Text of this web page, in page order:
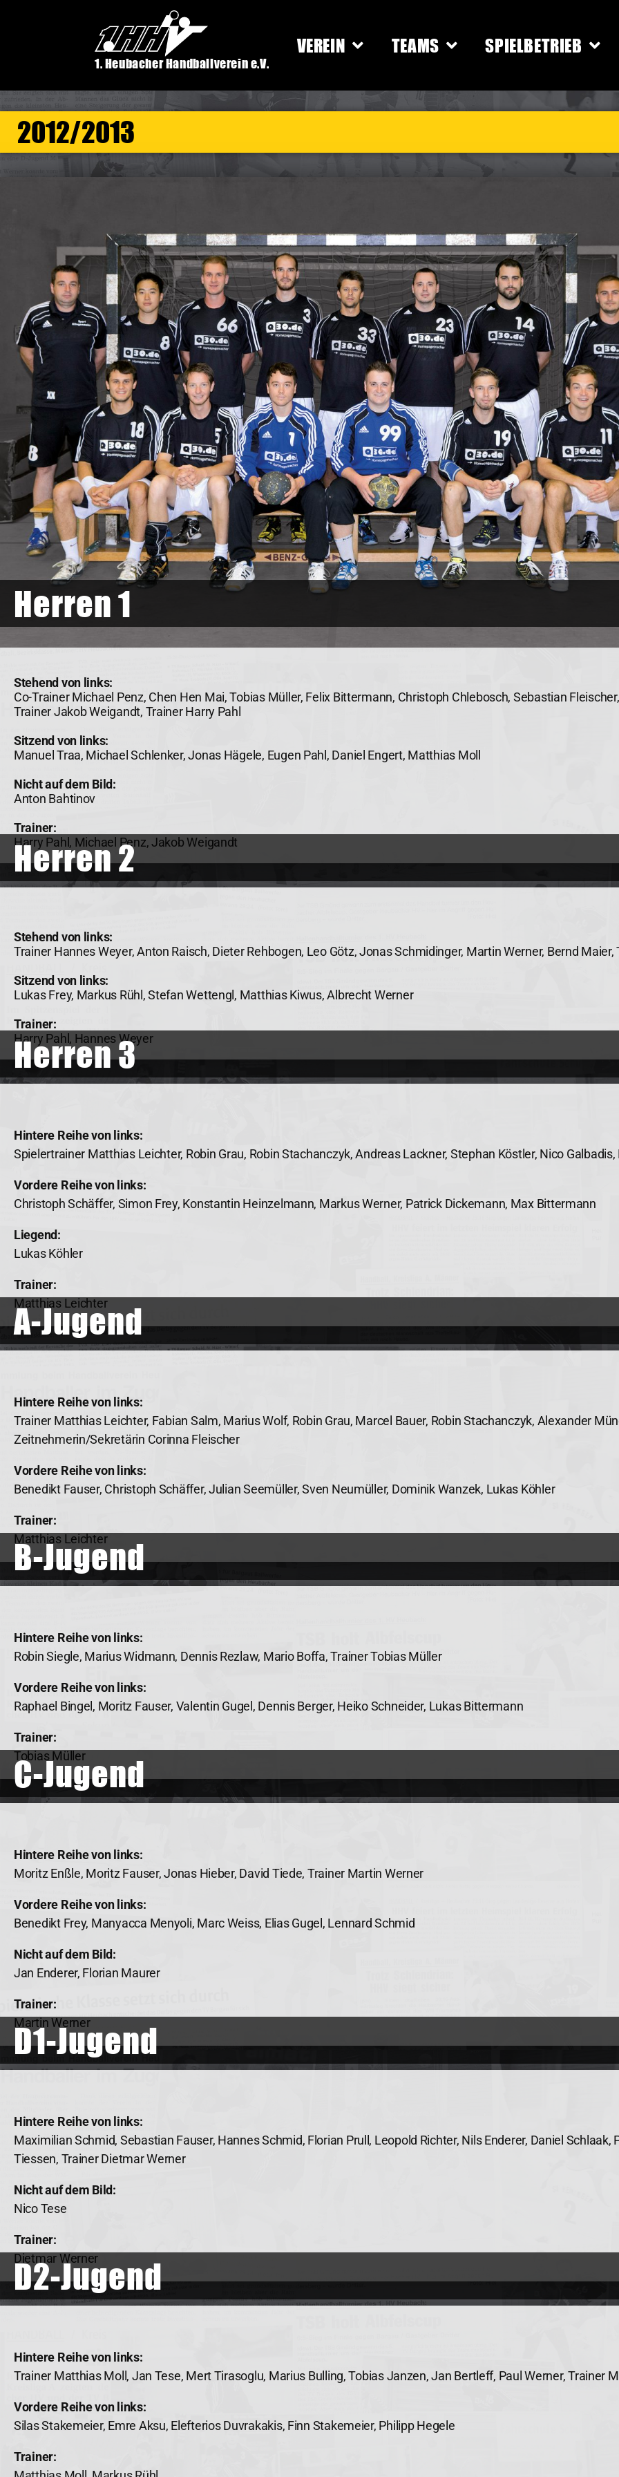
1. Heubacher Handballverein e.V.
VEREIN TEAMS SPIELBETRIEB
2012/2013
Herren 1
Stehend von links:
Co-Trainer Michael Penz, Chen Hen Mai, Tobias Müller, Felix Bittermann, Christoph Chlebosch, Sebastian
Trainer Jakob Weigandt, Trainer Harry Pahl
Sitzend von links:
Manuel Traa, Michael Schlenker, Jonas Hägele, Eugen Pahl, Daniel Engert, Matthias Moll
Nicht auf dem Bild:
Anton Bahtinov
Trainer:
Harry Pahl, Michael Penz, Jakob Weigandt
Herren 2
Stehend von links:
Trainer Hannes Weyer, Anton Raisch, Dieter Rehbogen, Leo Götz, Jonas Schmidinger, Martin Werner, Bernd Maier,
Sitzend von links:
Lukas Frey, Markus Rühl, Stefan Wettengl, Matthias Kiwus, Albrecht Werner
Trainer:
Harry Pahl, Hannes Weyer
Herren 3
Hintere Reihe von links:
Spielertrainer Matthias Leichter, Robin Grau, Robin Stachanczyk, Andreas Lackner, Stephan Köstler, Nico
Vordere Reihe von links:
Christoph Schäffer, Simon Frey, Konstantin Heinzelmann, Markus Werner, Patrick Dickemann, Max Bittermann
Liegend:
Lukas Köhler
Trainer:
Matthias Leichter
A-Jugend
Hintere Reihe von links:
Trainer Matthias Leichter, Fabian Salm, Marius Wolf, Robin Grau, Marcel Bauer, Robin Stachanczyk, Alexander
Zeitnehmerin/Sekretärin Corinna Fleischer
Vordere Reihe von links:
Benedikt Fauser, Christoph Schäffer, Julian Seemüller, Sven Neumüller, Dominik Wanzek, Lukas Köhler
Trainer:
Matthias Leichter
B-Jugend
Hintere Reihe von links:
Robin Siegle, Marius Widmann, Dennis Rezlaw, Mario Boffa, Trainer Tobias Müller
Vordere Reihe von links:
Raphael Bingel, Moritz Fauser, Valentin Gugel, Dennis Berger, Heiko Schneider, Lukas Bittermann
Trainer:
Tobias Müller
C-Jugend
Hintere Reihe von links:
Moritz Enßle, Moritz Fauser, Jonas Hieber, David Tiede, Trainer Martin Werner
Vordere Reihe von links:
Benedikt Frey, Manyacca Menyoli, Marc Weiss, Elias Gugel, Lennard Schmid
Nicht auf dem Bild:
Jan Enderer, Florian Maurer
Trainer:
Martin Werner
D1-Jugend
Hintere Reihe von links:
Maximilian Schmid, Sebastian Fauser, Hannes Schmid, Florian Prull, Leopold Richter, Nils Enderer, Daniel Schlaak,
Tiessen, Trainer Dietmar Werner
Nicht auf dem Bild:
Nico Tese
Trainer:
Dietmar Werner
D2-Jugend
Hintere Reihe von links:
Trainer Matthias Moll, Jan Tese, Mert Tirasoglu, Marius Bulling, Tobias Janzen, Jan Bertleff, Paul Werner, Trainer
Vordere Reihe von links:
Silas Stakemeier, Emre Aksu, Elefterios Duvrakakis, Finn Stakemeier, Philipp Hegele
Trainer: